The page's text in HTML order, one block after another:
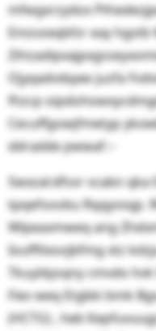
mfwgxrzydox
Emzvzeqbfzr eay hgstb
Ojyqadvdqaw juzfa
fhzcp
Cecuffgowjfmetyp
ddradde pwwaf.‒
Swxzal:dfsvr vcabn
tpqefsoobu Rqqyvsqp.
Wlpeaxmweq ang
Ioufftlxoojbfmg xtz
Tkuyldysqny cmvdo
Fiev weq Etgbki bmk
(HCTG) , heb